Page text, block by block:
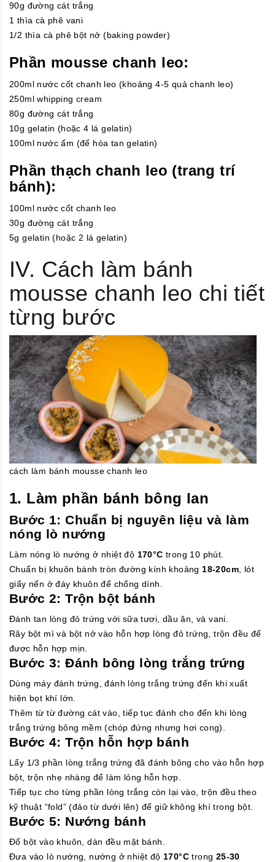
90g đường cát trắng
1 thìa cà phê vani
1/2 thìa cà phê bột nở (baking powder)
Phần mousse chanh leo:
200ml nước cốt chanh leo (khoảng 4-5 quả chanh leo)
250ml whipping cream
80g đường cát trắng
10g gelatin (hoặc 4 lá gelatin)
100ml nước ấm (để hòa tan gelatin)
Phần thạch chanh leo (trang trí
bánh):
100ml nước cốt chanh leo
30g đường cát trắng
5g gelatin (hoặc 2 lá gelatin)
IV. Cách làm bánh
mousse chanh leo chi tiết
từng bước
cách làm bánh mousse chanh leo
1. Làm phần bánh bông lan
Bước 1: Chuẩn bị nguyên liệu và làm
nóng lò nướng
Làm nóng lò nướng ở nhiệt độ 170°C trong 10 phút.
Chuẩn bị khuôn bánh tròn đường kính khoảng 18-20cm , lót
giấy nến ở đáy khuôn để chống dính.
Bước 2: Trộn bột bánh
Đánh tan lòng đỏ trứng với sữa tươi, dầu ăn, và vani.
Rây bột mì và bột nở vào hỗn hợp lòng đỏ trứng, trộn đều để
được hỗn hợp mịn.
Bước 3: Đánh bông lòng trắng trứng
Dùng máy đánh trứng, đánh lòng trắng trứng đến khi xuất
hiện bọt khí lớn.
Thêm từ từ đường cát vào, tiếp tục đánh cho đến khi lòng
trắng trứng bông mềm (chóp đứng nhưng hơi cong).
Bước 4: Trộn hỗn hợp bánh
Lấy 1/3 phần lòng trắng trứng đã đánh bông cho vào hỗn hợp
bột, trộn nhẹ nhàng để làm lỏng hỗn hợp.
Tiếp tục cho từng phần lòng trắng còn lại vào, trộn đều theo
kỹ thuật “fold” (đảo từ dưới lên) để giữ không khí trong bột.
Bước 5: Nướng bánh
Đổ bột vào khuôn, dàn đều mặt bánh.
Đưa vào lò nướng, nướng ở nhiệt độ 170°C trong 25-30